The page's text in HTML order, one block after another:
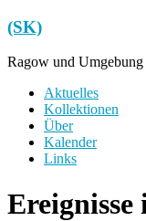
Zum
Inhalt
springen
(SK)
Ragow und Umgebung
Menü
Aktuelles
Kollektionen
Über
Kalender
Links